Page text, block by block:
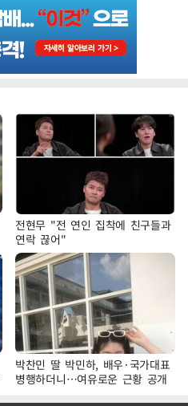
전현무 "전 연인 집착에 친구들과
연락 끊어"
박찬민 딸 박민하, 배우·국가대표
병행하더니…여유로운 근황 공개